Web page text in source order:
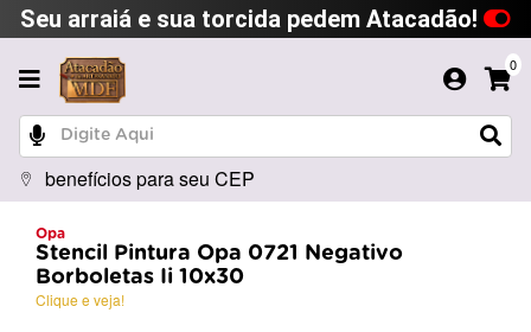
Seu arraiá e sua torcida pedem Atacadão!
0
benefícios para seu CEP
Opa
Stencil Pintura Opa 0721 Negativo
Borboletas Ii 10x30
Clique e veja!